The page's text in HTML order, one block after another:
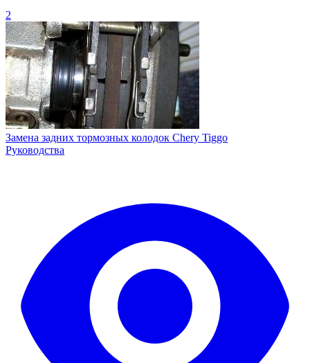
2
Замена задних тормозных колодок Chery Tiggo
Руководства